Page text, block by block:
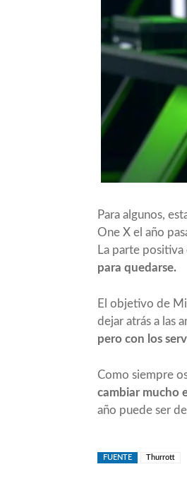
Para algunos,
One X el año
La parte positiva
para quedarse.
El objetivo de
dejar atrás a las
pero con los
Como siempre
cambiar mucho
año puede ser
FUENTE Thurrott